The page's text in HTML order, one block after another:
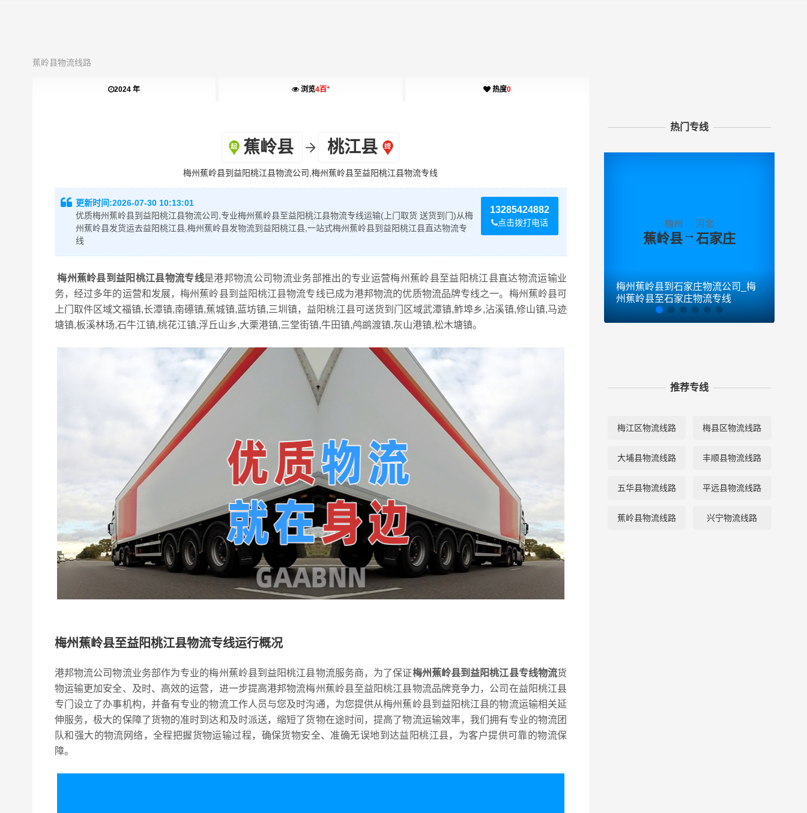
蕉岭县物流线路
2024 年 浏览4百+ 热度0
蕉岭县 桃江县
梅州蕉岭县到益阳桃江县物流公司,梅州蕉岭县至益阳桃江县物流专线
13285424882
点击拨打电话
更新时间:2026-07-30 10:13:01
优质梅州蕉岭县到益阳桃江县物流公司,专业梅州蕉岭县至益阳桃江县物流专线运输(上门取货 送货到门)从梅
州蕉岭县发货运去益阳桃江县,梅州蕉岭县发物流到益阳桃江县,一站式梅州蕉岭县到益阳桃江县直达物流专
线
梅州蕉岭县到益阳桃江县物流专线是港邦物流公司物流业务部推出的专业运营梅州蕉岭县至益阳桃江县直达物流运输业
务，经过多年的运营和发展，梅州蕉岭县到益阳桃江县物流专线已成为港邦物流的优质物流品牌专线之一。梅州蕉岭县可
上门取件区域文福镇,长潭镇,南礤镇,蕉城镇,蓝坊镇,三圳镇，益阳桃江县可送货到门区域武潭镇,鲊埠乡,沾溪镇,修山镇,马迹
塘镇,板溪林场,石牛江镇,桃花江镇,浮丘山乡,大栗港镇,三堂街镇,牛田镇,鸬鹚渡镇,灰山港镇,松木塘镇。
梅州蕉岭县至益阳桃江县物流专线运行概况
港邦物流公司物流业务部作为专业的梅州蕉岭县到益阳桃江县物流服务商，为了保证梅州蕉岭县到益阳桃江县专线物流货
物运输更加安全、及时、高效的运营，进一步提高港邦物流梅州蕉岭县至益阳桃江县物流品牌竞争力，公司在益阳桃江县
专门设立了办事机构，并备有专业的物流工作人员与您及时沟通，为您提供从梅州蕉岭县到益阳桃江县的物流运输相关延
伸服务，极大的保障了货物的准时到达和及时派送，缩短了货物在途时间，提高了物流运输效率，我们拥有专业的物流团
队和强大的物流网络，全程把握货物运输过程，确保货物安全、准确无误地到达益阳桃江县，为客户提供可靠的物流保
障。
热门专线
梅州
蕉岭县→
河北
石家庄
梅州蕉岭县到石家庄物流公司_梅
州蕉岭县至石家庄物流专线
推荐专线
梅江区物流线路 梅县区物流线路
大埔县物流线路 丰顺县物流线路
五华县物流线路 平远县物流线路
蕉岭县物流线路 兴宁物流线路